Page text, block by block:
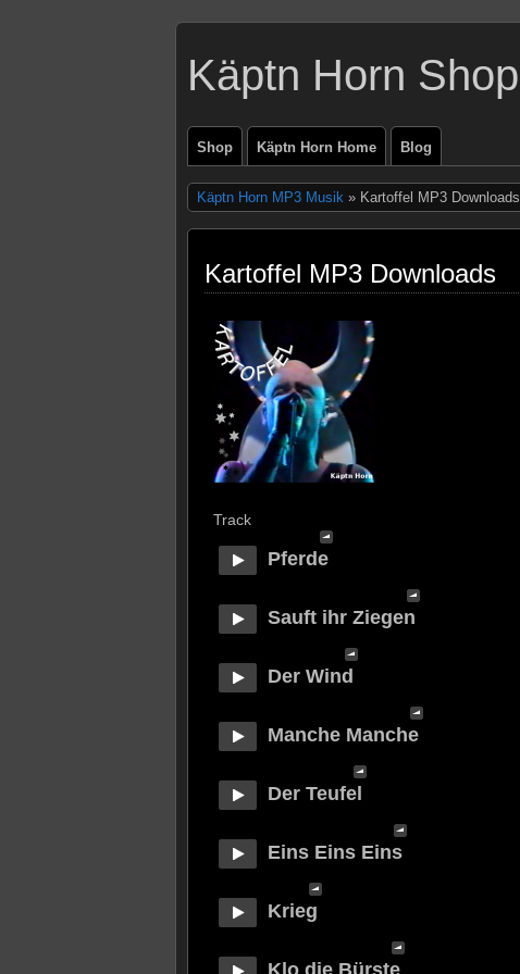
Käptn Horn Shop
Shop Käptn Horn Home Blog
Käptn Horn MP3 Musik » Kartoffel MP3 Downloads
Kartoffel MP3 Downloads
Track
Pferde
Sauft ihr Ziegen
Der Wind
Manche Manche
Der Teufel
Eins Eins Eins
Krieg
Klo die Bürste